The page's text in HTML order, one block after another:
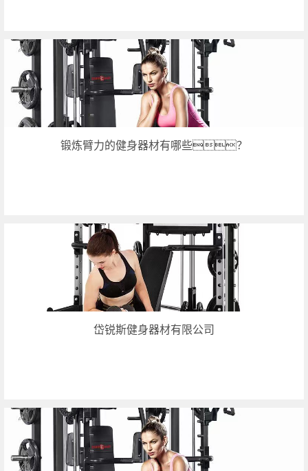
锻炼臂力的健身器材有哪些？
岱锐斯健身器材有限公司